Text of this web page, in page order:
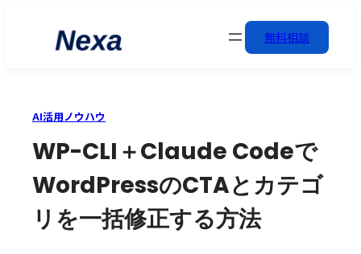
無料相談
AI活用ノウハウ
WP-CLI＋Claude Codeで
WordPressのCTAとカテゴ
リを一括修正する方法